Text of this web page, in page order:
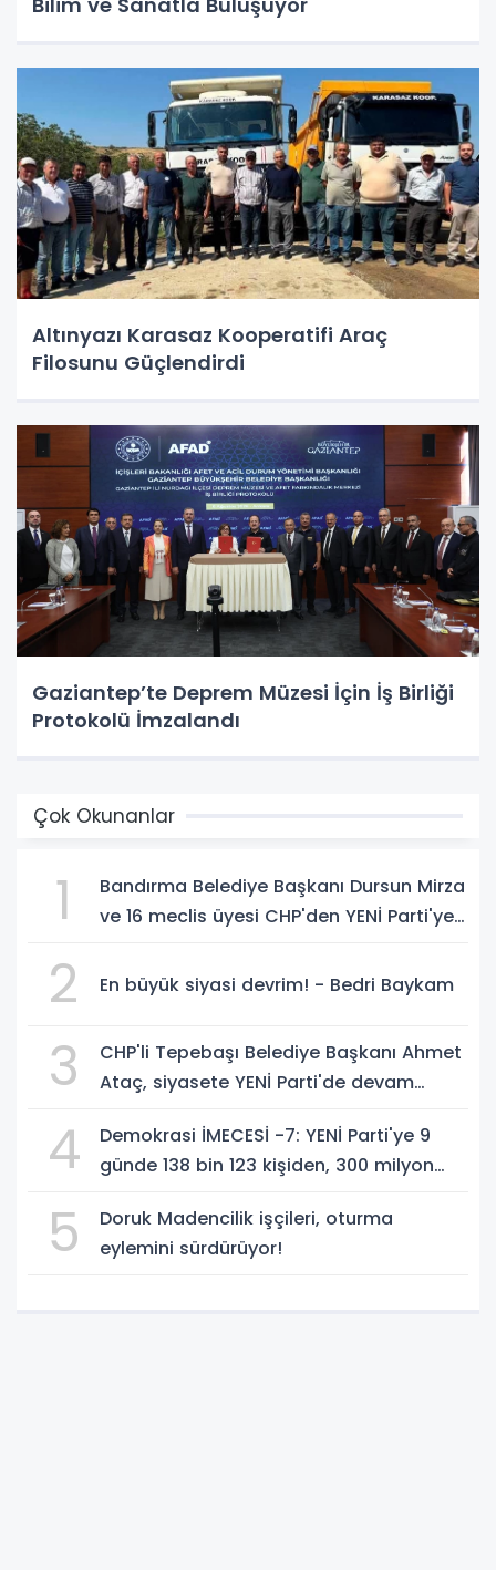
Altınyazı Karasaz Kooperatifi Araç
Filosunu Güçlendirdi
Gaziantep’te Deprem Müzesi İçin İş Birliği
Protokolü İmzalandı
Çok Okunanlar
1
Bandırma Belediye Başkanı Dursun Mirza
ve 16 meclis üyesi CHP'den YENİ Parti'ye
2 En büyük siyasi devrim! - Bedri Baykam
3
CHP'li Tepebaşı Belediye Başkanı Ahmet
Ataç, siyasete YENİ Parti'de devam
4
Demokrasi İMECESİ -7: YENİ Parti'ye 9
günde 138 bin 123 kişiden, 300 milyon
5
Doruk Madencilik işçileri, oturma
eylemini sürdürüyor!